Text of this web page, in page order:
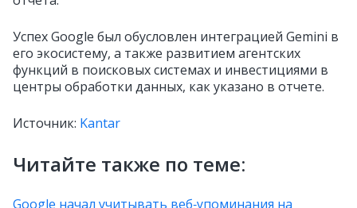
Успех Google был обусловлен интеграцией Gemini в
его экосистему, а также развитием агентских
функций в поисковых системах и инвестициями в
центры обработки данных, как указано в отчете.
Источник: Kantar
Читайте также по теме:
Google начал учитывать веб‑упоминания на